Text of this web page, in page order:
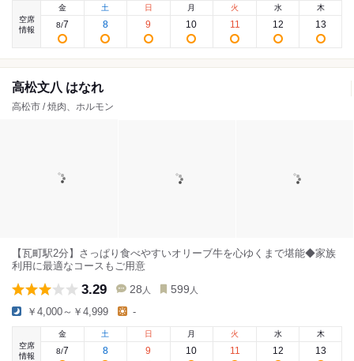
空席
情報
金
8/7
土
8
日
9
月
10
火
11
水
12
木
13
高松文八 はなれ
高松市 / 焼肉、ホルモン
【瓦町駅2分】さっぱり食べやすいオリーブ牛を心ゆくまで堪能◆家族
利用に最適なコースもご用意
3.29 28 人 599 人
￥4,000～￥4,999 -
空席
情報
金
8/7
土
8
日
9
月
10
火
11
水
12
木
13